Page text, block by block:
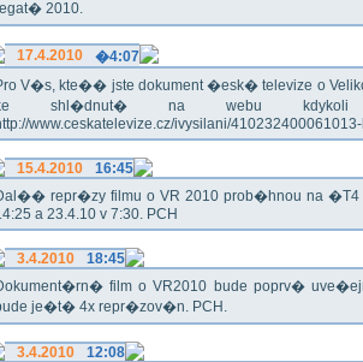
2010.
17.4.2010
�4:07
V�s, kte�� jste dokument �esk� televize o
shl�dnut� na webu
www.ceskatelevize.cz/ivysilani/
15.4.2010
16:45
repr�zy filmu o VR 2010 prob�hnou na �T4
a 23.4.10 v 7:30. PCH
3.4.2010
18:45
film o VR2010 bude poprv�
je�t� 4x repr�zov�n. PCH.
3.4.2010
12:08